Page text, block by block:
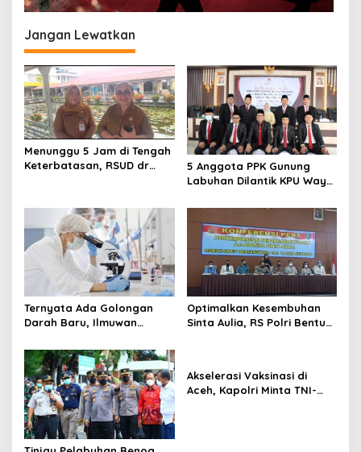
Jangan Lewatkan
Menunggu 5 Jam di Tengah
Keterbatasan, RSUD dr
Keluarga Pasien Cuci Darah
5 Anggota PPK Gunung
Labuhan Dilantik KPU Way
Ternyata Ada Golongan
Darah Baru, Ilmuwan
Optimalkan Kesembuhan
Sinta Aulia, RS Polri Bentuk
Akselerasi Vaksinasi di
Aceh, Kapolri Minta TNI-